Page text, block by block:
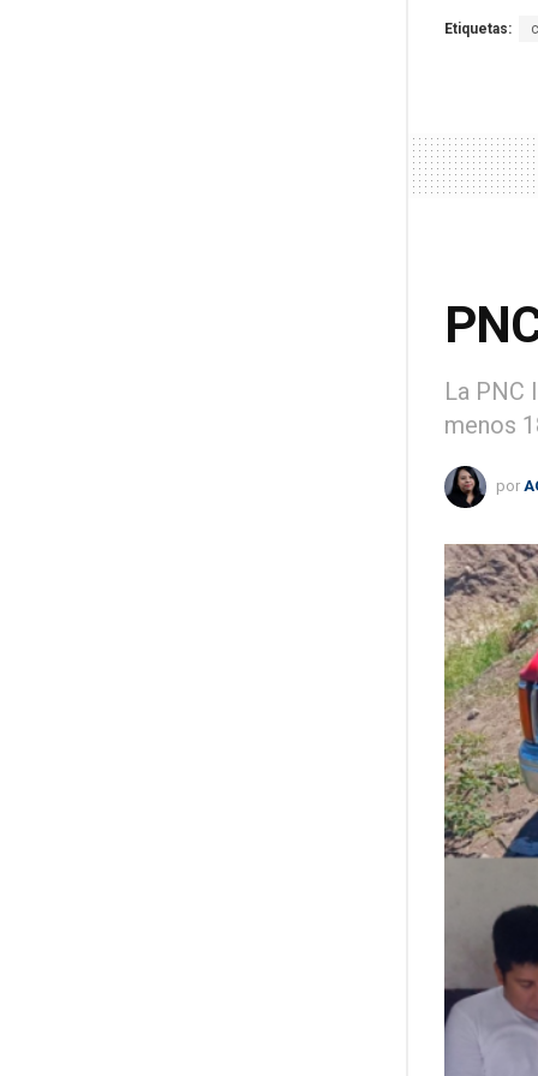
Etiquetas:
La PNC
menos
por